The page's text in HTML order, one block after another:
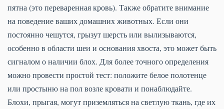
пятна (это переваренная кровь). Также обратите внимание
на поведение ваших домашних животных. Если они
постоянно чешутся, грызут шерсть или вылизываются,
особенно в области шеи и основания хвоста, это может быть
сигналом о наличии блох. Для более точного определения
можно провести простой тест: положите белое полотенце
или простыню на пол возле кровати и понаблюдайте.
Блохи, прыгая, могут приземляться на светлую ткань, где их